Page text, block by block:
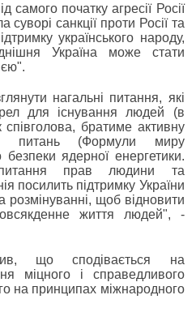
самого початку агресії Росії
санкції проти Росії та
українського народу,
Україна може стати
нагальні питання, які
для існування людей (в
співголова, братиме активну
питань (Формули миру
ядерної енергетики.
прав людини та
посилить підтримку України
розмінуванні, щоб відновити
життя людей", -
що сподівається на
міцного і справедливого
на принципах міжнародного